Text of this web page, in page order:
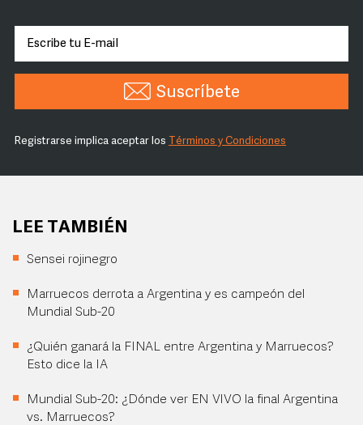
Suscríbete
Registrarse implica aceptar los Términos y Condiciones
LEE TAMBIÉN
Sensei rojinegro
Marruecos derrota a Argentina y es campeón del
Mundial Sub-20
¿Quién ganará la FINAL entre Argentina y Marruecos?
Esto dice la IA
Mundial Sub-20: ¿Dónde ver EN VIVO la final Argentina
vs. Marruecos?